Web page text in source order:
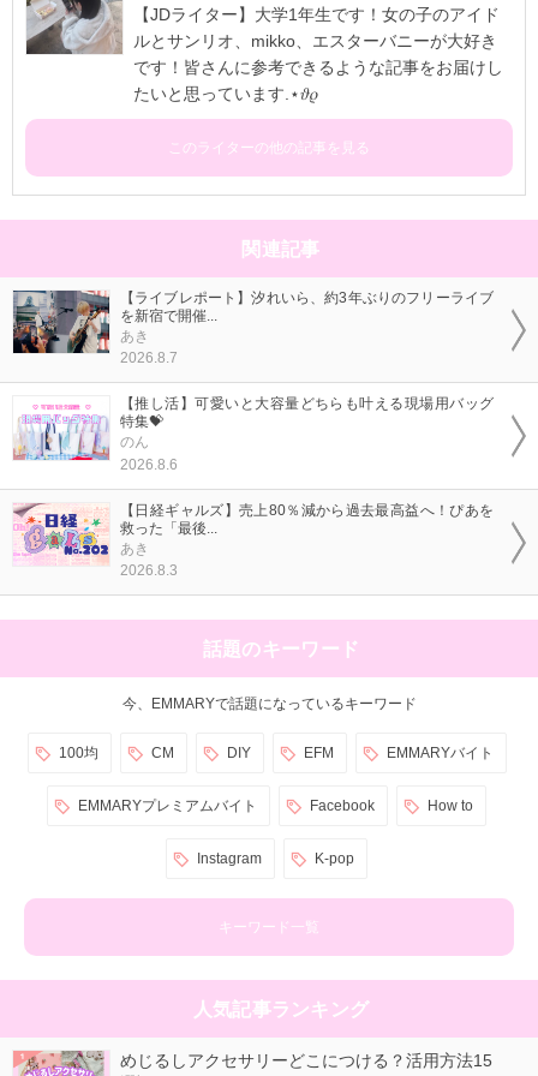
【JDライター】大学1年生です！女の子のアイド
ルとサンリオ、mikko、エスターバニーが大好き
です！皆さんに参考できるような記事をお届けし
たいと思っています.⋆𝜗𝜚
このライターの他の記事を見る
関連記事
【ライブレポート】汐れいら、約3年ぶりのフリーライブ
を新宿で開催...
あき
2026.8.7
【推し活】可愛いと大容量どちらも叶える現場用バッグ
特集💝
のん
2026.8.6
【日経ギャルズ】売上80％減から過去最高益へ！ぴあを
救った「最後...
あき
2026.8.3
話題のキーワード
今、EMMARYで話題になっているキーワード
100均 CM DIY EFM EMMARYバイト
EMMARYプレミアムバイト Facebook How to
Instagram K-pop
キーワード一覧
人気記事ランキング
めじるしアクセサリーどこにつける？活用方法15